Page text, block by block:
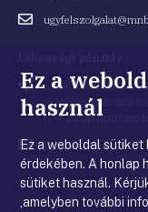
Email
Cím 1054 Budapest,
(a Magyar Nemzeti
8-9. szám alatti
Email
cím
penztar@mnb.hu
Ez a
használ
Ez a weboldal
érdekében. A honlap
sütiket használ.
,amelyben további